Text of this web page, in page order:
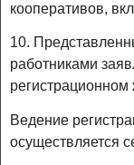
кооперативов,
10.
работниками
Ведение
осуществляется